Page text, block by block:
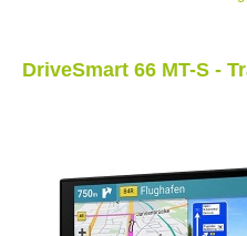
DriveSmart 66 MT-S -